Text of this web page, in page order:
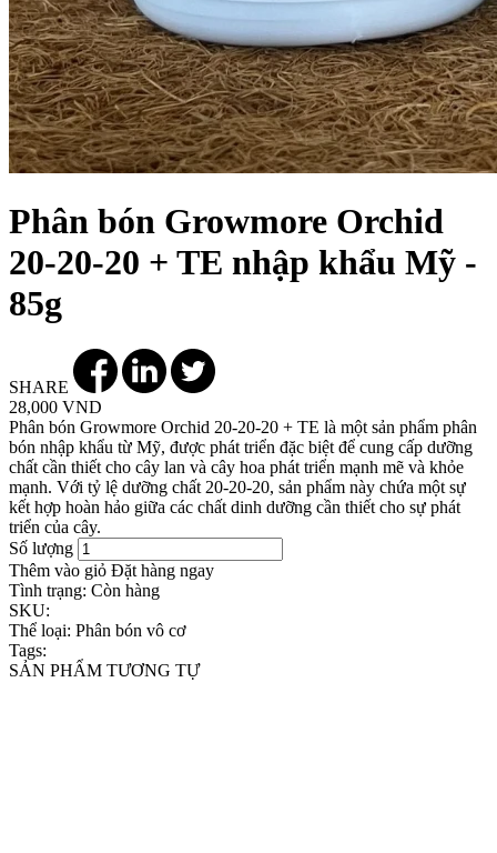
Phân bón Growmore Orchid
20-20-20 + TE nhập khẩu Mỹ -
85g
SHARE
28,000 VND
Phân bón Growmore Orchid 20-20-20 + TE là một sản phẩm phân
bón nhập khẩu từ Mỹ, được phát triển đặc biệt để cung cấp dưỡng
chất cần thiết cho cây lan và cây hoa phát triển mạnh mẽ và khỏe
mạnh. Với tỷ lệ dưỡng chất 20-20-20, sản phẩm này chứa một sự
kết hợp hoàn hảo giữa các chất dinh dưỡng cần thiết cho sự phát
triển của cây.
Số lượng
Thêm vào giỏ Đặt hàng ngay
Tình trạng: Còn hàng
SKU:
Thể loại: Phân bón vô cơ
Tags:
SẢN PHẨM TƯƠNG TỰ